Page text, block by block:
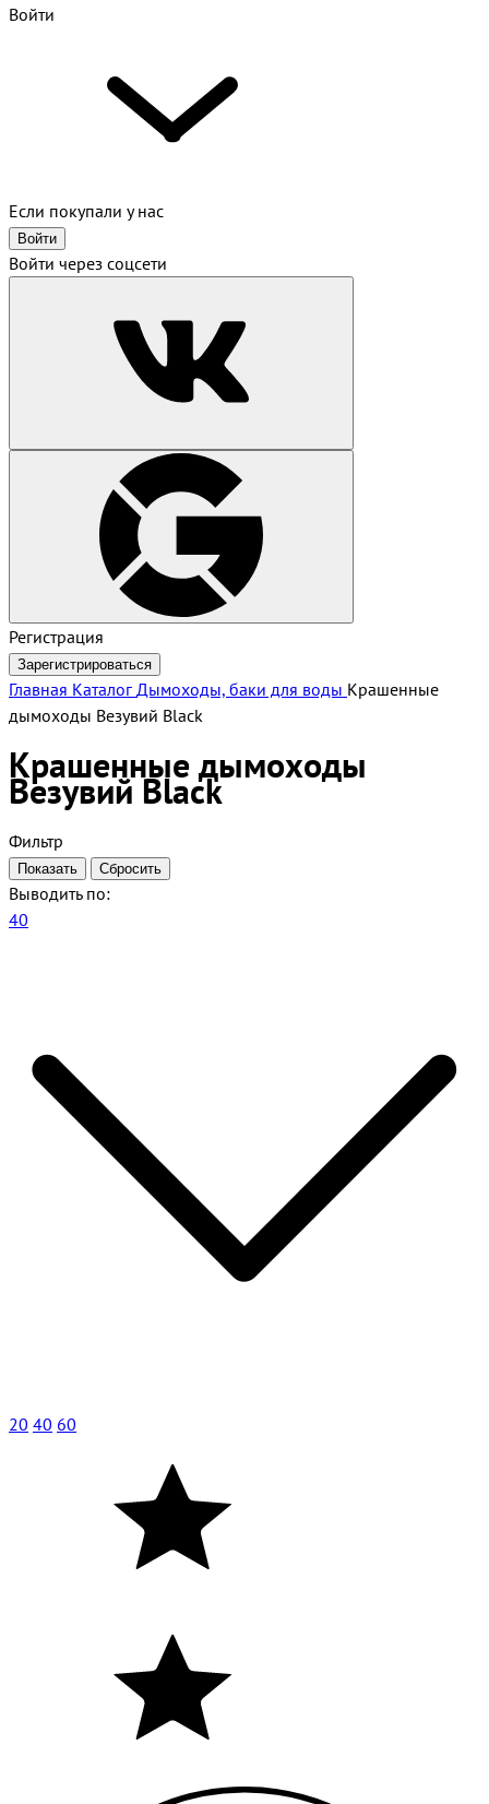
Войти
Если покупали у нас
Войти
Войти через соцсети
Регистрация
Зарегистрироваться
Главная Каталог Дымоходы, баки для воды Крашенные
дымоходы Везувий Black
Крашенные дымоходы
Везувий Black
Фильтр
Выводить по:
40
20 40 60